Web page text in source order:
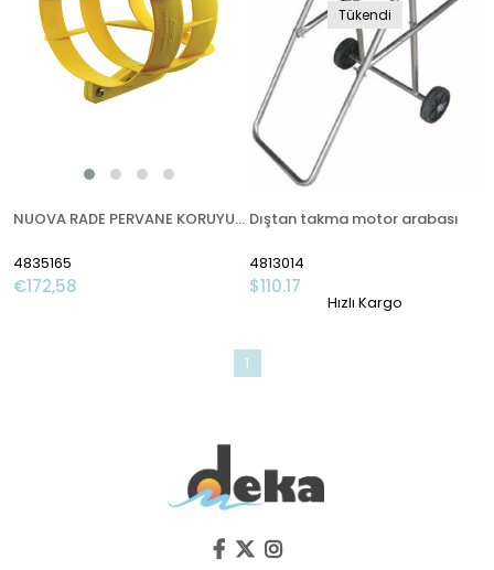
NUOVA RADE PERVANE KORUYUCU, 9-25 HP, Ø23CM, SARI
4835165
€172,58
Tükendi
Dıştan takma motor arabası
4813014
$110.17
Hızlı Kargo
1